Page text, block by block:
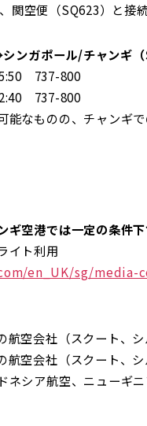
関空便（SQ623）と接
ンガポール/チャンギ（
737-800
737-800
なものの、チャンギ
ギ空港では一定の条件
イト利用
en_UK/sg/
航空会社（スクート、
航空会社（スクート、
ネシア航空、ニューギ